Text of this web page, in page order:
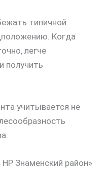
типичной
Когда
легче
получить
учитывается не
Знаменский район»